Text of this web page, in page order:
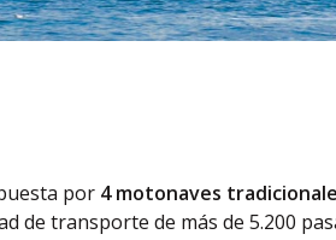
por 4 motonaves
de transporte de más de 5.200